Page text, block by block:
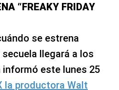
“FREAKY FRIDAY
se estrena
secuela llegará a los
informó este lunes 25
la productora Walt